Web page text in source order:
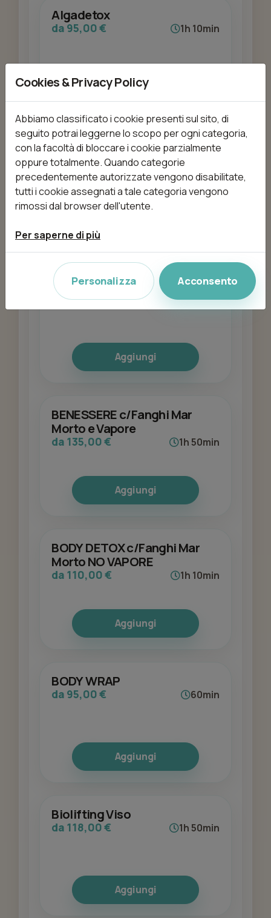
Algadetox
da 95,00 € 1h 10min
Aggiungi
Alpha Oxy Viso
da 95,00 € 1h 10min
Alpha Skin Viso
da 87,00 €
Aggiungi
BENESSERE c/Fanghi Mar
Morto e Vapore
da 135,00 € 1h 50min
Aggiungi
BODY DETOX c/Fanghi Mar
Morto NO VAPORE
da 110,00 € 1h 10min
Aggiungi
BODY WRAP
da 95,00 € 60min
Aggiungi
Biolifting Viso
da 118,00 € 1h 50min
Aggiungi
Cookies & Privacy Policy
Abbiamo classificato i cookie presenti sul sito, di
seguito potrai leggerne lo scopo per ogni categoria,
con la facoltà di bloccare i cookie parzialmente
oppure totalmente. Quando categorie
precedentemente autorizzate vengono disabilitate,
tutti i cookie assegnati a tale categoria vengono
rimossi dal browser dell'utente.
Per saperne di più
Personalizza Acconsento